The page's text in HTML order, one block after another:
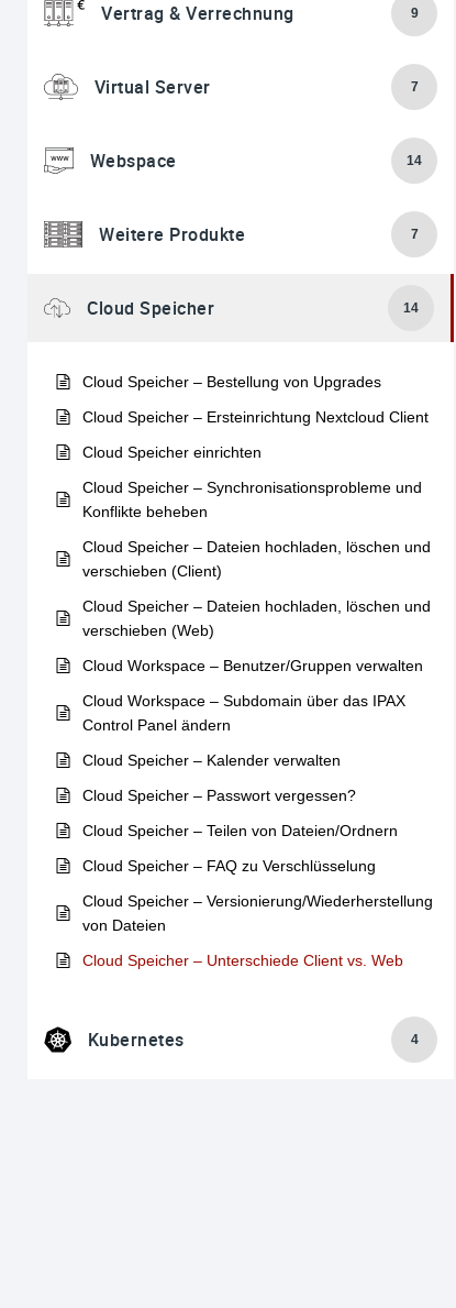
Vertrag & Verrechnung 9
Virtual Server 7
Webspace 14
Weitere Produkte 7
Cloud Speicher 14
Cloud Speicher – Bestellung von Upgrades
Cloud Speicher – Ersteinrichtung Nextcloud Client
Cloud Speicher einrichten
Cloud Speicher – Synchronisationsprobleme und
Konflikte beheben
Cloud Speicher – Dateien hochladen, löschen und
verschieben (Client)
Cloud Speicher – Dateien hochladen, löschen und
verschieben (Web)
Cloud Workspace – Benutzer/Gruppen verwalten
Cloud Workspace – Subdomain über das IPAX
Control Panel ändern
Cloud Speicher – Kalender verwalten
Cloud Speicher – Passwort vergessen?
Cloud Speicher – Teilen von Dateien/Ordnern
Cloud Speicher – FAQ zu Verschlüsselung
Cloud Speicher – Versionierung/Wiederherstellung
von Dateien
Cloud Speicher – Unterschiede Client vs. Web
Kubernetes 4